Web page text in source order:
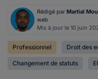
Rédigé par Martial
web
Mis à jour le 10 juin
Professionnel Droit des
Changement de statuts